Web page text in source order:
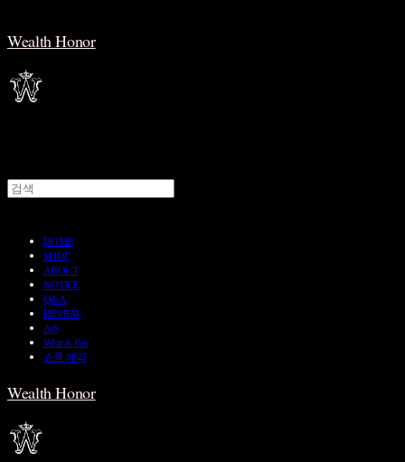
Wealth Honor
HOME
SHOP
ABOUT
NOTICE
Q&A
REVIEW
A/S
Wear & Pair
쇼룸 예약
Wealth Honor